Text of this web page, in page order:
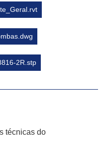
2R.stp
técnicas do